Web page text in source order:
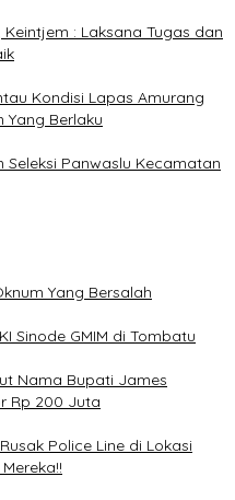
Keintjem : Laksana Tugas dan
Kondisi Lapas Amurang
Yang Berlaku
Seleksi Panwaslu Kecamatan
Yang Bersalah
Sinode GMIM di Tombatu
Nama Bupati James
Rp 200 Juta
Police Line di Lokasi